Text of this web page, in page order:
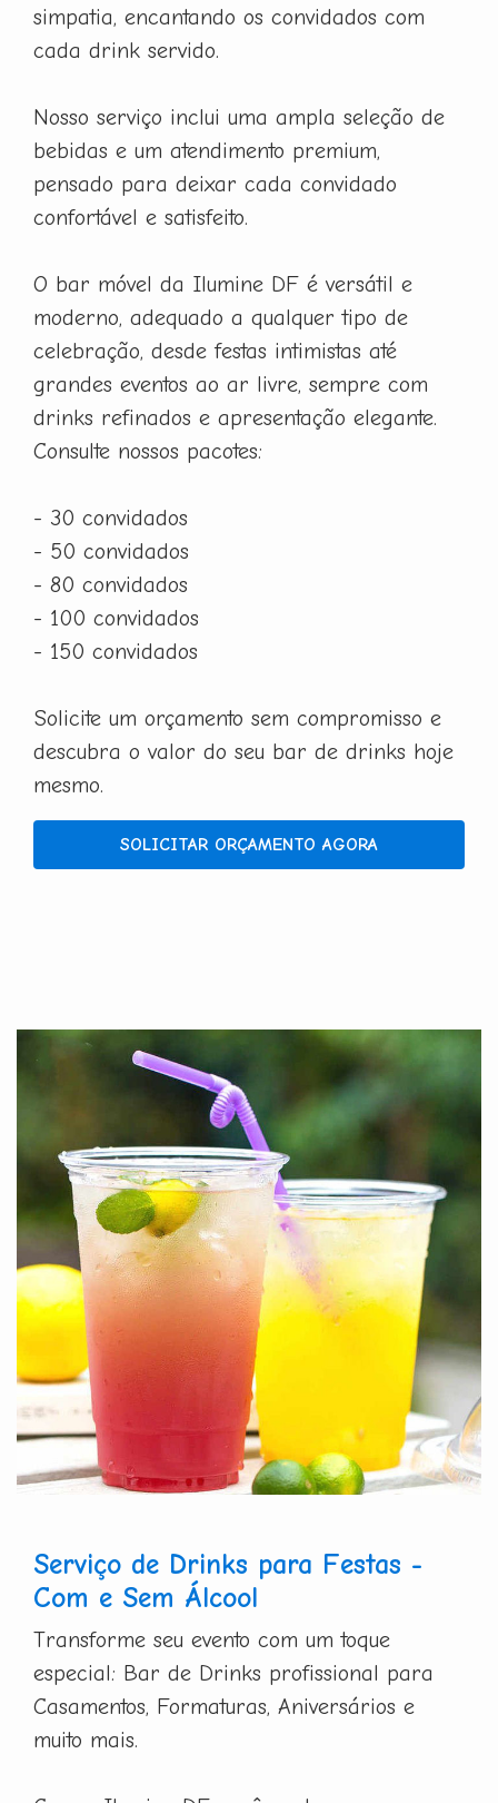
simpatia, encantando os convidados com
cada drink servido.
Nosso serviço inclui uma ampla seleção de
bebidas e um atendimento premium,
pensado para deixar cada convidado
confortável e satisfeito.
O bar móvel da Ilumine DF é versátil e
moderno, adequado a qualquer tipo de
celebração, desde festas intimistas até
grandes eventos ao ar livre, sempre com
drinks refinados e apresentação elegante.
Consulte nossos pacotes:
- 30 convidados
- 50 convidados
- 80 convidados
- 100 convidados
- 150 convidados
Solicite um orçamento sem compromisso e
descubra o valor do seu bar de drinks hoje
mesmo.
SOLICITAR ORÇAMENTO AGORA
Serviço de Drinks para Festas -
Com e Sem Álcool
Transforme seu evento com um toque
especial: Bar de Drinks profissional para
Casamentos, Formaturas, Aniversários e
muito mais.